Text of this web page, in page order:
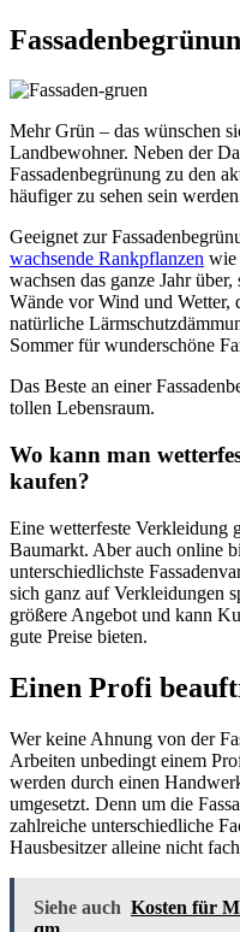
Mehr Grün – das wünschen
Landbewohner. Neben der
Fassadenbegrünung zu den
häufiger zu sehen sein
Geeignet zur
wachsende Rankpflanzen wie
wachsen das ganze Jahr
Wände vor Wind und Wetter,
natürliche
Sommer für wunderschöne
Das Beste an einer
tollen Lebensraum.
Wo kann man
kaufen?
Eine wetterfeste Verkleidung
Baumarkt. Aber auch online
unterschiedlichste
sich ganz auf Verkleidungen
größere Angebot und kann
gute Preise bieten.
Einen Profi
Wer keine Ahnung von der
Arbeiten unbedingt einem
werden durch einen
umgesetzt. Denn um die
zahlreiche unterschiedliche
Hausbesitzer alleine nicht
Siehe auch Kosten für